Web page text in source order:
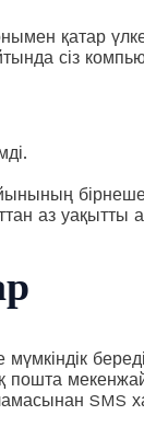
қатар
сіз
бірнеше
аз уақытты
пошта
SMS